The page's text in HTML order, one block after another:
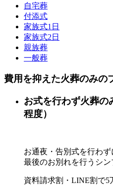
自宅葬
付添式
家族式1日
家族式2日
親族葬
一般葬
費用を抑えた火葬のみの
お式を行わず火葬の
程度）
お通夜・告別式を行わず
最後のお別れを行うシン
資料請求割・LINE割で5